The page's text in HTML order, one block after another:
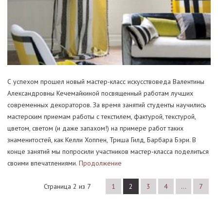
С успехом прошел новый мастер-класс искусствоведа Валентины
Александровны Кечемайкиной посвященный работам лучших
современных декораторов. За время занятий студенты научились
мастерским приемам работы с текстилем, фактурой, текстурой,
цветом, светом (и даже запахом!) на примере работ таких
знаменитостей, как Келли Хоппен, Триша Гилд, Барбара Бэри. В
конце занятий мы попросили участников мастер-класса поделиться
своими впечатлениями. Продолжение
Страница 2 из 7 1 2 3 4 … 7